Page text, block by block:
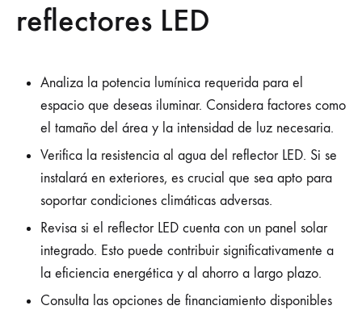
reflectores LED
Analiza la potencia lumínica requerida para el
espacio que deseas iluminar. Considera factores como
el tamaño del área y la intensidad de luz necesaria.
Verifica la resistencia al agua del reflector LED. Si se
instalará en exteriores, es crucial que sea apto para
soportar condiciones climáticas adversas.
Revisa si el reflector LED cuenta con un panel solar
integrado. Esto puede contribuir significativamente a
la eficiencia energética y al ahorro a largo plazo.
Consulta las opciones de financiamiento disponibles